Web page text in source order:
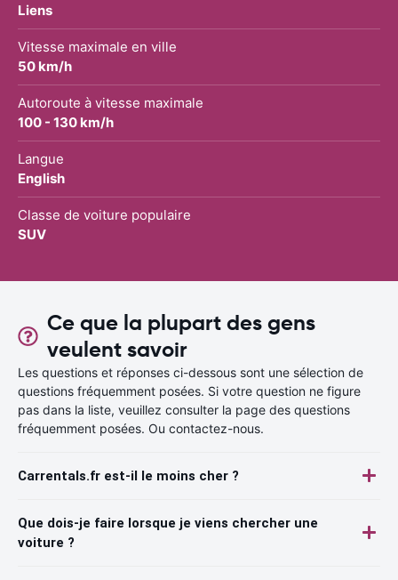
Liens
Vitesse maximale en ville
50 km/h
Autoroute à vitesse maximale
100 - 130 km/h
Langue
English
Classe de voiture populaire
SUV
Ce que la plupart des gens
veulent savoir
Les questions et réponses ci-dessous sont une sélection de
questions fréquemment posées. Si votre question ne figure
pas dans la liste, veuillez consulter la page des questions
fréquemment posées. Ou contactez-nous.
Carrentals.fr est-il le moins cher ?
Que dois-je faire lorsque je viens chercher une
voiture ?